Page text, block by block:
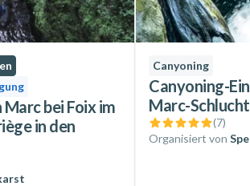
bei Foix im
in den
Canyoning
Canyoning-
Marc-
(7)
Organisiert von